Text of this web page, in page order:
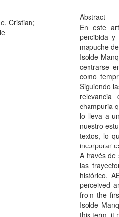
Cristian;
Abstract
En este
percibida y
mapuche
Isolde
centrarse
como
Siguiendo
champuria
lo lleva a
nuestro
textos, lo
incorporar
A través de
las
histórico.
perceived
from the
Isolde
this term, it